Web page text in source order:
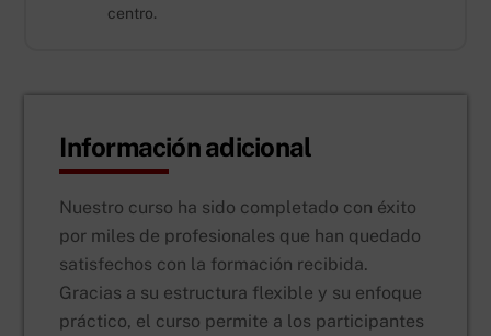
centro.
Información adicional
Nuestro curso ha sido completado con éxito
por miles de profesionales que han quedado
satisfechos con la formación recibida.
Gracias a su estructura flexible y su enfoque
práctico, el curso permite a los participantes